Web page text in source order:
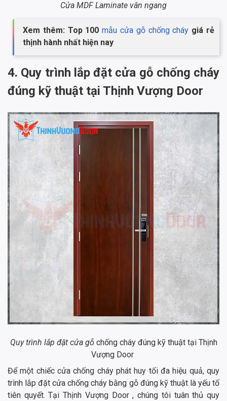
Cửa MDF Laminate vân ngang
Xem thêm: Top 100mẫu cửa gỗ chống cháy giá rẻ
thịnh hành nhất hiện nay
4. Quy trình lắp đặt cửa gỗ chống cháy
đúng kỹ thuật tại Thịnh Vượng Door
Quy trình lắp đặt cửa gỗ chống cháy đúng kỹ thuật tại Thịnh
Vượng Door
Để một chiếc cửa chống cháy phát huy tối đa hiệu quả, quy
trình lắp đặt cửa chống cháy bằng gỗ đúng kỹ thuật là yếu tố
tiên quyết. Tại Thịnh Vượng Door , chúng tôi tuân thủ quy